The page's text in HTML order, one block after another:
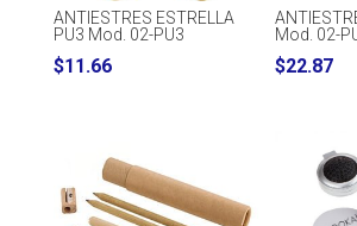
ANTIESTRES ESTRELLA
PU3 Mod. 02-PU3
$11.66
Mod. 02-
$22.87